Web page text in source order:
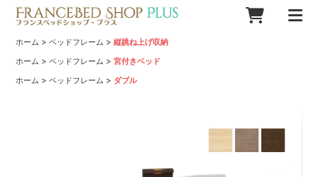
ホーム >ベッドフレーム >縦跳ね上げ収納
ホーム >ベッドフレーム >宮付きベッド
ホーム >ベッドフレーム > ダブル